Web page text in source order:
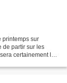
printemps sur
de partir sur les
certainement la